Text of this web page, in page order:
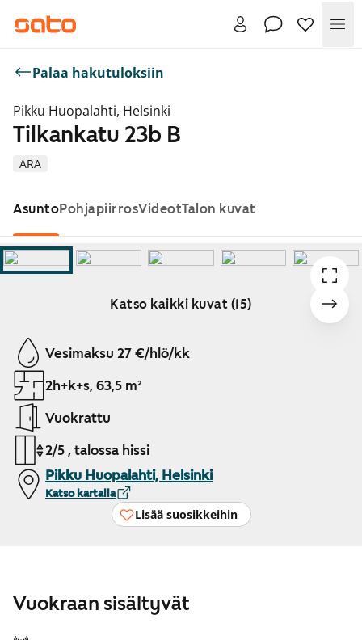
Palaa hakutuloksiin
Pikku Huopalahti, Helsinki
ARA
Tilkankatu 23b B
AsuntoPohjapiirrosVideotTalon kuvat
Katso kaikki kuvat (15)
Näytetään dia 1 / 15
Vesimaksu 27 €/hlö/kk
2h+k+s, 63,5 m²
Vuokrattu
2/5 , talossa hissi
Pikku Huopalahti, Helsinki
Katso kartalla
Lisää suosikkeihin
Vuokraan sisältyvät